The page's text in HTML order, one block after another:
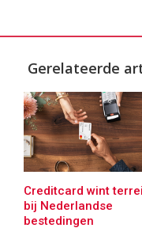
Gerelateerde
Creditcard wint
bij Nederlandse
bestedingen